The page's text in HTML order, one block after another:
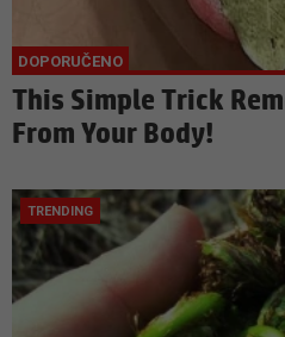
This Simple Trick
From Your Body!